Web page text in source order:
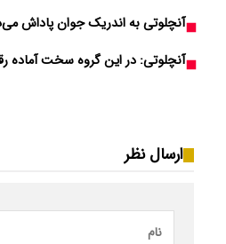
آنچلوتی به اندریک جوان پاداش
آنچلوتی: در این گروه سخت آماده
ارسال نظر